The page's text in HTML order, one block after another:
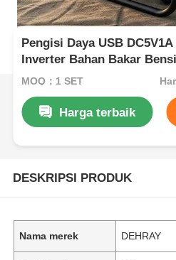
Pengisi Daya USB
Inverter Bahan Bakar
53.2ML Portabel dan Daya
MOQ：1 SET
Harga terbaik
DESKRIPSI PRODUK
Nama merek DEHRAY